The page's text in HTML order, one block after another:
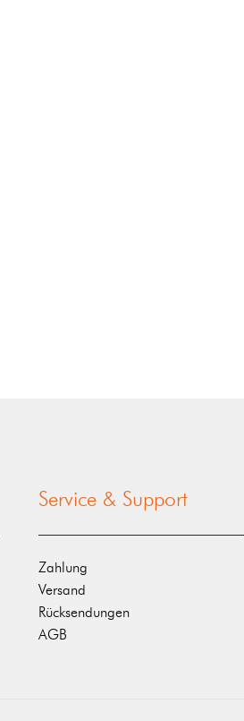
Service & Support
Zahlung
Versand
Rücksendungen
AGB